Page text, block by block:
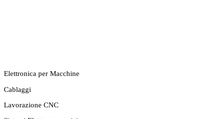
Elettronica per Macchine
Cablaggi
Lavorazione CNC